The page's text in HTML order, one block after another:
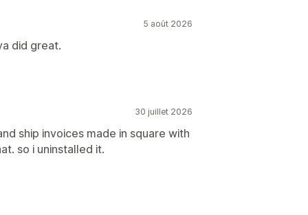
5 août 2026
did great.
30 juillet 2026
ship invoices made in square with
so i uninstalled it.